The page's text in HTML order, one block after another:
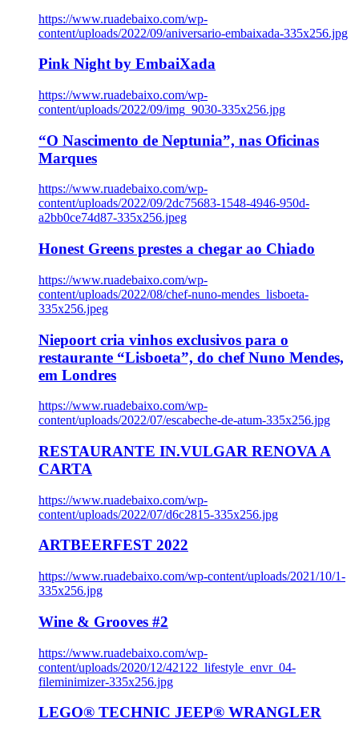
https://www.ruadebaixo.com/wp-
content/uploads/2022/09/aniversario-embaixada-335x256.jpg
Pink Night by EmbaiXada
https://www.ruadebaixo.com/wp-
content/uploads/2022/09/img_9030-335x256.jpg
“O Nascimento de Neptunia”, nas Oficinas
Marques
https://www.ruadebaixo.com/wp-
content/uploads/2022/09/2dc75683-1548-4946-950d-
a2bb0ce74d87-335x256.jpeg
Honest Greens prestes a chegar ao Chiado
https://www.ruadebaixo.com/wp-
content/uploads/2022/08/chef-nuno-mendes_lisboeta-
335x256.jpeg
Niepoort cria vinhos exclusivos para o
restaurante “Lisboeta”, do chef Nuno Mendes,
em Londres
https://www.ruadebaixo.com/wp-
content/uploads/2022/07/escabeche-de-atum-335x256.jpg
RESTAURANTE IN.VULGAR RENOVA A
CARTA
https://www.ruadebaixo.com/wp-
content/uploads/2022/07/d6c2815-335x256.jpg
ARTBEERFEST 2022
https://www.ruadebaixo.com/wp-content/uploads/2021/10/1-
335x256.jpg
Wine & Grooves #2
https://www.ruadebaixo.com/wp-
content/uploads/2020/12/42122_lifestyle_envr_04-
fileminimizer-335x256.jpg
LEGO® TECHNIC JEEP® WRANGLER